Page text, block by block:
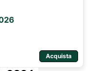
Acquista